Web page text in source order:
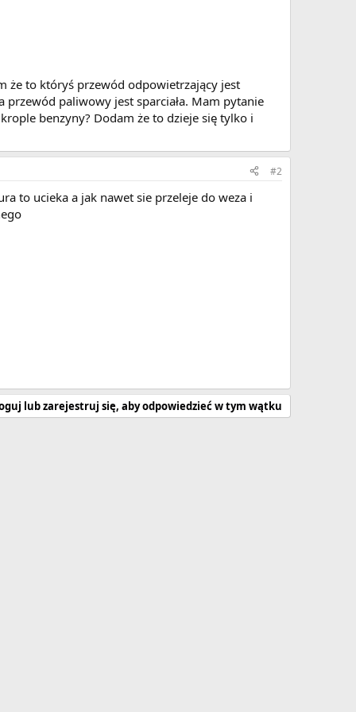
że to któryś przewód odpowietrzający jest
przewód paliwowy jest sparciała. Mam pytanie
benzyny? Dodam że to dzieje się tylko i
#2
to ucieka a jak nawet sie przeleje do weza i
lub zarejestruj się, aby odpowiedzieć w tym wątku